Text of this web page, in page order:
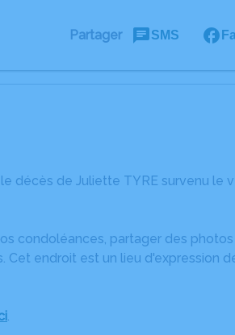
Partager SMS
décès de Juliette TYRE survenu le
condoléances, partager des
endroit est un lieu d'expression
.